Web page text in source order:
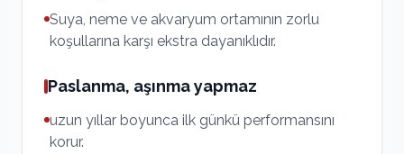
Suya, neme ve akvaryum ortamının zorlu
koşullarına karşı ekstra dayanıklıdır.
Paslanma, aşınma yapmaz
uzun yıllar boyunca ilk günkü performansını
korur.